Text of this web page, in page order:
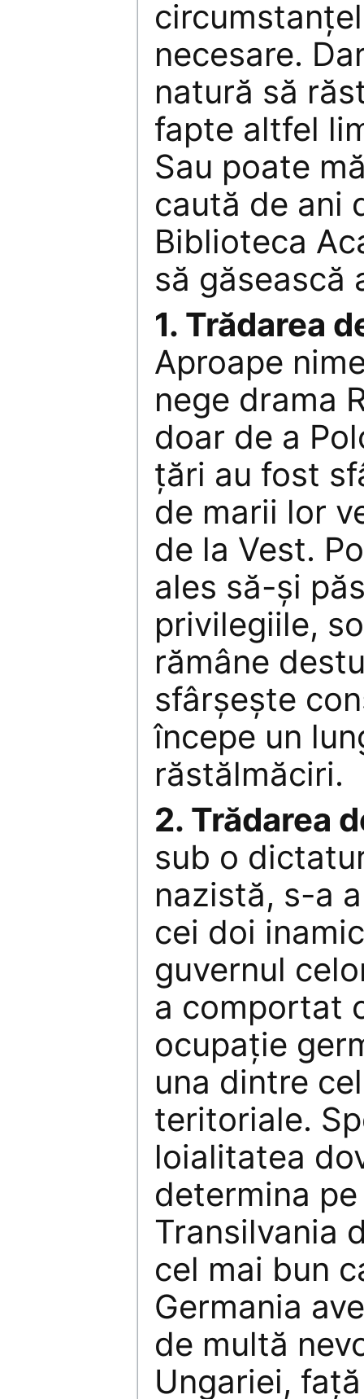
necesare.
natură să
fapte altfel
Sau poate
caută de ani
Biblioteca
să găsească
1. Trădarea
Aproape
nege drama
doar de a
ţări au fost
de marii lor
de la Vest.
ales să-şi
privilegiile,
rămâne
sfârşeşte
începe un
răstălmăciri.
2. Trădarea
sub o
nazistă, s-a
cei doi
guvernul
a comportat
ocupaţie
una dintre
teritoriale.
loialitatea
determina
Transilvania
cel mai bun
Germania
de multă
Ungariei,